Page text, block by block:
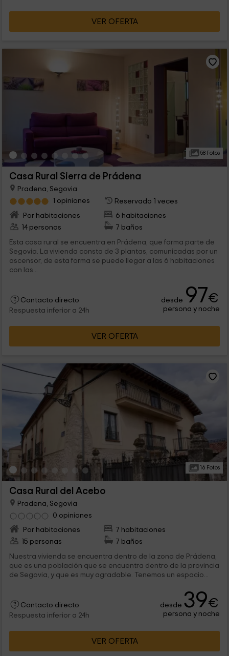
VER OFERTA
58 Fotos
Casa Rural Sierra de Prádena
Pradena, Segovia
1 opiniones
Reservado 1 veces
Por habitaciones
6 habitaciones
14 personas
7 baños
Esta casa rural se encuentra en Prádena, que forma parte de
Segovia. La vivienda consta de 3 plantas, comunicadas por un
ascensor, de esta forma se puede llegar a las 6 habitaciones
con las...
Contacto directo
Respuesta inferior a 24h
desde 97€
persona y noche
VER OFERTA
16 Fotos
Casa Rural del Acebo
Pradena, Segovia
0 opiniones
Por habitaciones
7 habitaciones
15 personas
7 baños
Nuestra vivienda se encuentra dentro de la zona de Prádena,
que es una población que se encuentra dentro de la provincia
de Segovia, y que es muy agradable. Tenemos un espacio...
Contacto directo
Respuesta inferior a 24h
desde 39€
persona y noche
VER OFERTA